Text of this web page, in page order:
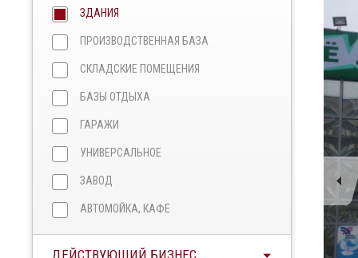
ЗДАНИЯ
ПРОИЗВОДСТВЕННАЯ БАЗА
СКЛАДСКИЕ ПОМЕЩЕНИЯ
БАЗЫ ОТДЫХА
ГАРАЖИ
УНИВЕРСАЛЬНОЕ
ЗАВОД
АВТОМОЙКА, КАФЕ
ДЕЙСТВУЮЩИЙ БИЗНЕС